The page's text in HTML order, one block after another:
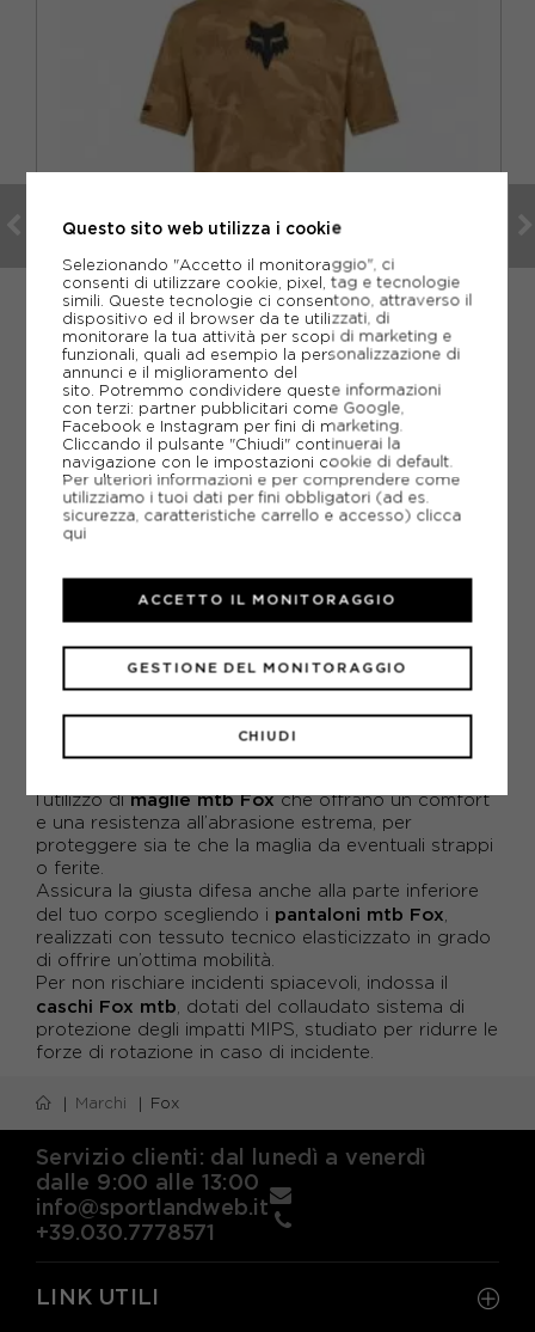
FOX
FOX T-SHIRT MTB RANGER TRU DRI NERO UOMO
S M L XL
ACQUISTA
-20% 43,96€
54,95€
realizza da più di 30 anni capi di alta qualità.
sicurezza e una libertà di movimento illimitata.
In questa sezione del nostronegozio onlinepuoi
vestibilità sicura e una protezione per il palmo
estrema.
l’utilizzo dimaglie mtb Foxche offrano un comfort
e una resistenza all’abrasione estrema, per
proteggere sia te che la maglia da eventuali strappi
o ferite.
Assicura la giusta difesa anche alla parte inferiore
del tuo corpo scegliendo i pantaloni mtb Fox
realizzati con tessuto tecnico elasticizzato in grado
di offrire un’ottima mobilità.
Per non rischiare incidenti spiacevoli, indossa il
caschi Fox mtb , dotati del collaudato sistema di
protezione degli impatti MIPS, studiato per ridurre le
forze di rotazione in caso di incidente.
Marchi Fox
Servizio clienti: dal lunedì a venerdì
dalle 9:00 alle 13:00
info@sportlandweb.it
+39.030.7778571
LINK UTILI
Questo sito web utilizza i cookie
Selezionando "Accetto il monitoraggio", ci
consenti di utilizzare cookie, pixel, tag e tecnologie
simili. Queste tecnologie ci consentono, attraverso il
dispositivo ed il browser da te utilizzati, di
monitorare la tua attività per scopi di marketing e
funzionali, quali ad esempio la personalizzazione di
annunci e il miglioramento del
sito. Potremmo condividere queste informazioni
con terzi: partner pubblicitari come Google,
Facebook e Instagram per fini di marketing.
Cliccando il pulsante "Chiudi" continuerai la
navigazione con le impostazioni cookie di default.
Per ulteriori informazioni e per comprendere come
utilizziamo i tuoi dati per fini obbligatori (ad es.
sicurezza, caratteristiche carrello e accesso) clicca
qui
CHIUDI
GESTIONE DEL MONITORAGGIO
ACCETTO IL MONITORAGGIO